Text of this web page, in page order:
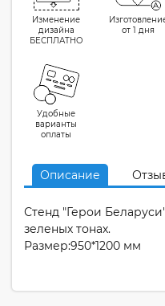
Изменение
дизайна
БЕСПЛАТНО
от 1 дня
Удобные
варианты
оплаты
Описание
Стенд "Герои
зеленых тонах.
Размер:950*1200 мм